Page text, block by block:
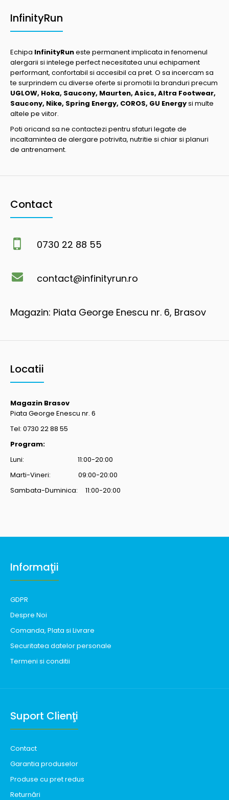
InfinityRun
Echipa InfinityRuneste permanent implicata in fenomenul
alergarii si intelege perfect necesitatea unui echipament
performant, confortabil si accesibil ca pret. O sa incercam sa
te surprindem cu diverse oferte si promotii la branduri precum
UGLOW, Hoka, Saucony, Maurten, Asics, Altra Footwear,
Saucony, Nike, Spring Energy, COROS, GU Energysi multe
altele pe viitor.
Poti oricand sa ne contactezi pentru sfaturi legate de
incaltamintea de alergare potrivita, nutritie si chiar si planuri
de antrenament.
Contact
0730 22 88 55
contact@infinityrun.ro
Magazin: Piata George Enescu nr. 6, Brasov
Locatii
Magazin Brasov
Piata George Enescu nr. 6
Tel: 0730 22 88 55
Program:
Luni: 11:00-20:00
Marti-Vineri: 09:00-20:00
Sambata-Duminica: 11:00-20:00
Informaţii
GDPR
Despre Noi
Comanda, Plata si Livrare
Securitatea datelor personale
Termeni si conditii
Suport Clienţi
Contact
Garantia produselor
Produse cu pret redus
Returnări